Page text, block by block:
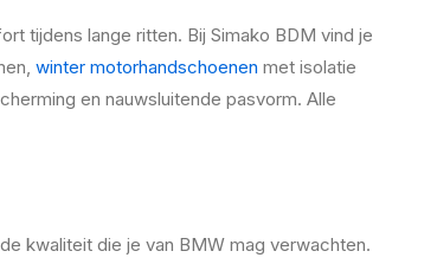
tijdens lange ritten. Bij Simako BDM vind je
winter motorhandschoenen met isolatie
en nauwsluitende pasvorm. Alle
kwaliteit die je van BMW mag verwachten.